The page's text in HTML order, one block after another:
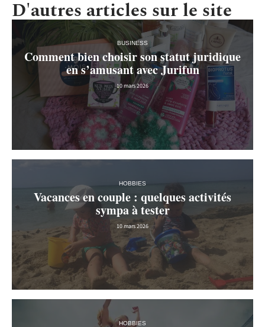
D'autres articles sur le site
BUSINESS
Comment bien choisir son statut juridique
en s’amusant avec Jurifun
10 mars 2026
HOBBIES
Vacances en couple : quelques activités
sympa à tester
10 mars 2026
HOBBIES